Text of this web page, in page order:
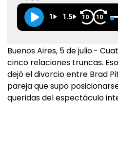
1 1.5 10 10
Buenos Aires, 5 de julio.-
cinco relaciones truncas.
dejó el divorcio entre Brad
pareja que supo
queridas del espectáculo